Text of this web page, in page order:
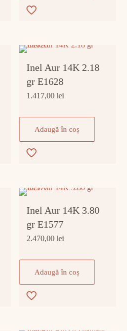
Inel Aur 14K 2.18
gr E1628
1.417,00lei
Adaugă în coș
Inel Aur 14K 3.80
gr E1577
2.470,00lei
Adaugă în coș